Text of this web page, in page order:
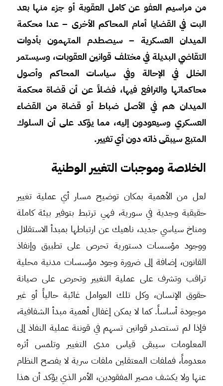
من مراسيم العفو عن كامل العقوبة أو جزء منها بعد
البت في القضايا أمام المحاكم الأخرى – عدا محكمة
الميدان العسكرية – سيصطدم المتهمون بأدوات
التقاضي البديلة في مختلف قوانين العقوبات، وسيستمر
الخلل في الإحالة وفي سياسات المحاكم وأصول
محاكماتها والترافع فيها، فضلاً عن أن قضاة محكمة
الميدان هم في الأصل ضباط أو قضاة من القضاء
العسكري وسيعودون إليه، مما يؤكد على أن السلوك
المتبع سيبقى ذاته دون أي تغيير.
الخلاصة وموجبات التغيير الوطنية
لعل من الأهمية بمكان توضيح مسار أي عملية تغيير
حقيقية وجدية في سورية، فهي ترتبط بتوفير بيئة كاملة
ومناخ سياسي جديد، ناهيك عن ارتباطها بمبدأ الاستقلال
ووجود مؤسسات دستورية تحرص على تطبيق وإنفاذ
القانون، إضافة إلى ضرورة وجود مؤسسات مدنية محلية
تراقب وتشرف على عملية التغيير وتحرص على صيانة
حقوق الإنسان، وكل تلك العوامل غائبة حالياً أو غير
موجودة أساساً. كما لا يمكن إغفال أهمية مبدأ الشفافية،
فإذا لم تستصدر قوانين تسهم في قوننة عملية النفاذ إلى
المعلومات سيبقى قياس مدى التغيير وتلمس أثره
معدوماً، فملفات المعتقلين ملفات سرية لا يفصح النظام
عنها ولا يكشف مصير المفقودين، الأمر الذي يؤكد أن هذا